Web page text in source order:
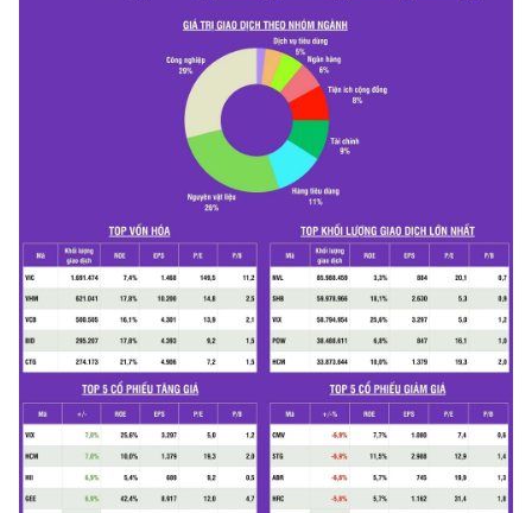
Media Kinh tế
Media Văn hóa
Media Xã hội
Media Pháp luật
Media Du lịch
Media Thế giới